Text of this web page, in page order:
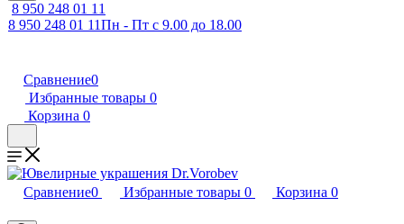
8 950 248 01 11
8 950 248 01 11Пн - Пт с 9.00 до 18.00
Сравнение0
Избранные товары 0
Корзина 0
Сравнение0 Избранные товары 0 Корзина 0